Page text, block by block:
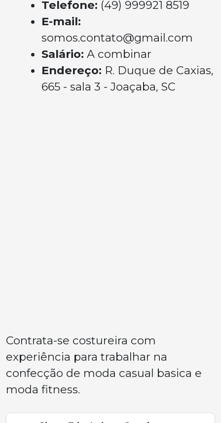
Telefone: (49) 999921 8519
E-mail:
somos.contato@gmail.com
Salário: A combinar
Endereço: R. Duque de Caxias,
665 - sala 3 - Joaçaba, SC
Contrata-se costureira com
experiência para trabalhar na
confecção de moda casual basica e
moda fitness.